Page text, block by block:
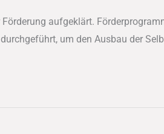
aufgeklärt.
um den Ausbau der